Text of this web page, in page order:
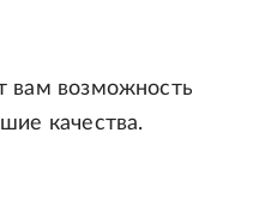
вам возможность
качества.